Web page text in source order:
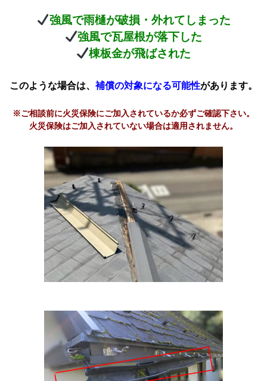
強風で雨樋が破損・外れてしまった
強風で瓦屋根が落下した
棟板金が飛ばされた
このような場合は、 補償の対象になる可能性があります。
※ご相談前に火災保険にご加入されているか必ずご確認下さい。
火災保険はご加入されていない場合は適用されません。